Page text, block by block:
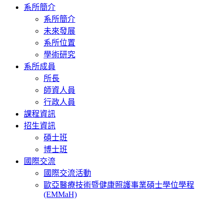
系所簡介
系所簡介
未來發展
系所位置
學術研究
系所成員
所長
師資人員
行政人員
課程資訊
招生資訊
碩士班
博士班
國際交流
國際交流活動
歐亞醫療技術暨健康照護事業碩士學位學程
(EMMaH)